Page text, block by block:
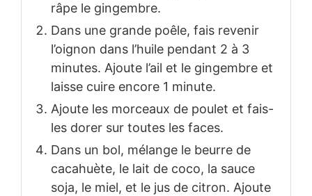
râpe le gingembre.
Dans une grande poêle, fais revenir
l’oignon dans l’huile pendant 2 à 3
minutes. Ajoute l’ail et le gingembre et
laisse cuire encore 1 minute.
Ajoute les morceaux de poulet et fais-
les dorer sur toutes les faces.
Dans un bol, mélange le beurre de
cacahuète, le lait de coco, la sauce
soja, le miel, et le jus de citron. Ajoute